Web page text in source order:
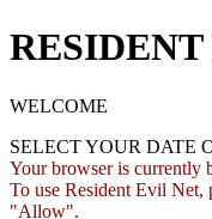
WELCOME
SELECT YOUR DATE
Your browser is currently
To use Resident Evil Net,
"Allow".